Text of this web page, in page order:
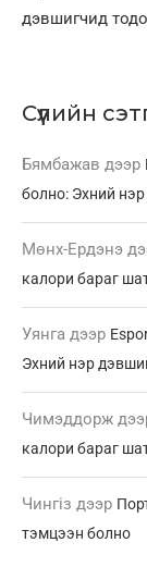
дэвшигчид
Сүүлийн
Бямбажав дээр
болно: Эхний
Мөнх-Ердэнэ
калори бараг
Уянга дээр
Эхний нэр
Чимэддорж
калори бараг
Чингіз дээр
тэмцээн болно